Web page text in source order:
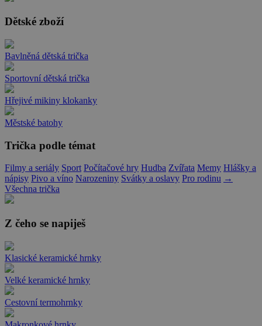
Dětské zboží
Bavlněná dětská trička
Sportovní dětská trička
Hřejivé mikiny klokanky
Městské batohy
Trička podle témat
Filmy a seriály Sport Počítačové hry Hudba Zvířata Memy Hlášky a
nápisy Pivo a víno Narozeniny Svátky a oslavy Pro rodinu →
Všechna trička
Z čeho se napiješ
Klasické keramické hrnky
Velké keramické hrnky
Cestovní termohrnky